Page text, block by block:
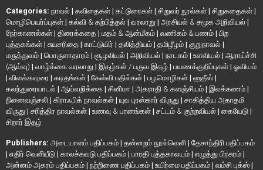
Categories: நாவல் | கவிதைகள் | கட்டுரைகள் | சிறுவர் நூல்கள் | சிறுகதைகள் |
மொழிபெயர்ப்புகள் | கல்வி & கற்பித்தல் | வரலாறு | அரசியல் & சமூக அறிவியல் |
நேர்காணல்கள் | திரைக்கதை | மதம் & ஆன்மீகம் | வணிகம் & பணம் | பிற
புத்தகங்கள் | சுயசரிதை | காட்டுயிர் | தலித்தியம் | தமிழீழம் | குறுநாவல் |
மருத்துவம் | பொருளாதாரம் | சூழலியல் | அறிவியல் | நாடகம் | உளவியல் | ஆராய்ச்சி
(ஆய்வு) | வாழ்க்கை வரலாறு | இதழ்கள் / பருவ இதழ் | பயணக்குறிப்புகள் | ஓவியம்
| விளக்கவுரை | கடிதங்கள் | கேள்வி பதில்கள் | பழமொழிகள் | ஹதீஸ் |
கலந்துரையாடல் | ஆய்வறிக்கை | சினிமா | அகராதி & களஞ்சியம் | இலக்கணம் |
நினைவஞ்சலி | கிராஃபிக் நாவல்கள் | யுவ புரஸ்கார் விருது | சாகித்திய அகாதமி
விருது | சரித்திர நாவல்கள் | உணவு & பானங்கள் | சட்டம் & குற்றவியல் | கையேடு |
சிறார் இதழ்
Publishers: அடையாளம் பதிப்பகம் | தன்னறம் நூல்வெளி | தேசாந்திரி பதிப்பகம்
| எதிர் வெளியீடு | காலச்சுவடு பதிப்பகம் | பாரதி புத்தகாலயம் | எழுத்து பிரசுரம் |
அன்னம் அகரம் பதிப்பகம் | நற்றிணை பதிப்பகம் | உயிர்மை பதிப்பகம் | வம்சி புக்ஸ் |